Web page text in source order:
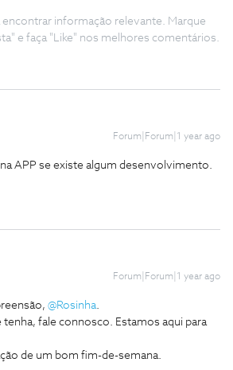
encontrar informação relevante. Marque
e faça "Like" nos melhores comentários.
Forum|Forum|1 year ago
APP se existe algum desenvolvimento.
Forum|Forum|1 year ago
@Rosinha.
fale connosco. Estamos aqui para
de um bom fim-de-semana.